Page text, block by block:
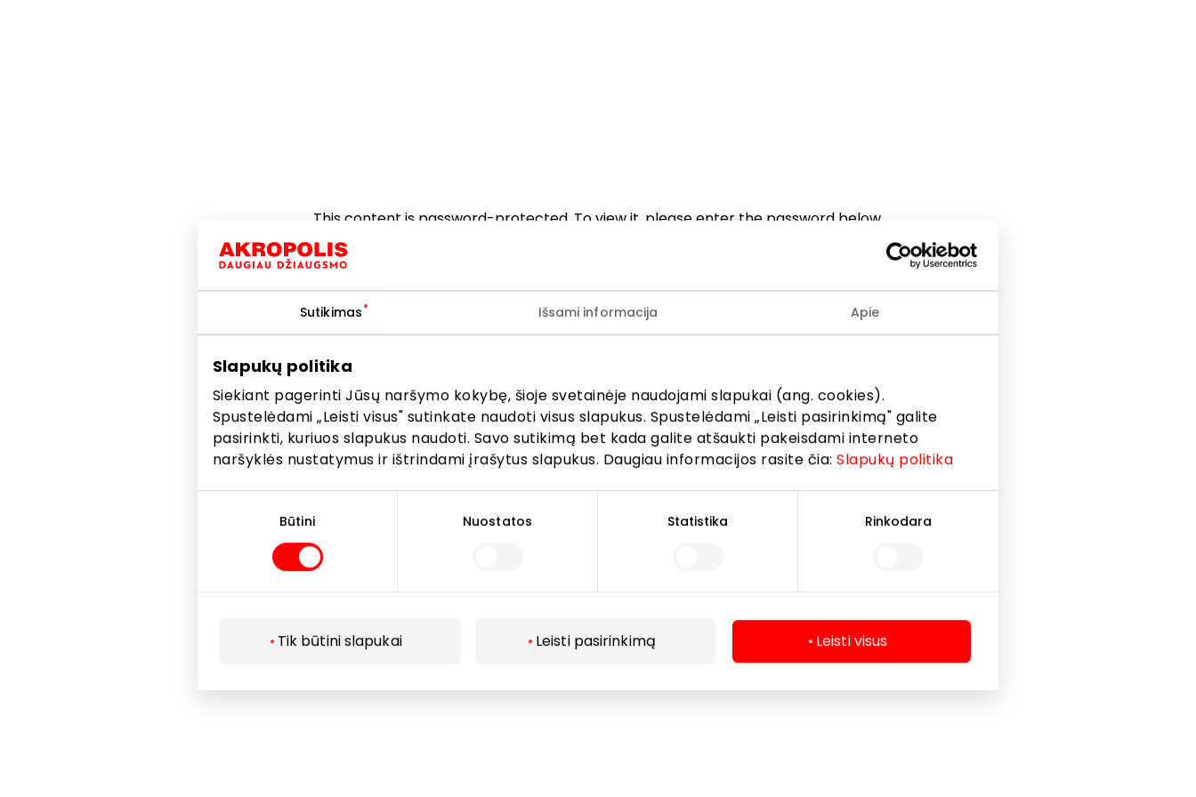
Sutikimas Išsami informacija Apie
Slapukų politika
Siekiant pagerinti Jūsų naršymo kokybę, šioje svetainėje naudojami slapukai (ang. cookies).
Spustelėdami „Leisti visus" sutinkate naudoti visus slapukus. Spustelėdami „Leisti pasirinkimą" galite
pasirinkti, kuriuos slapukus naudoti. Savo sutikimą bet kada galite atšaukti pakeisdami interneto
naršyklės nustatymus ir ištrindami įrašytus slapukus. Daugiau informacijos rasite čia:Slapukų politika
Būtini Nuostatos Statistika Rinkodara
Tik būtini slapukai Leisti pasirinkimą Leisti visus
This content is password-protected. To view it, please enter the password below.